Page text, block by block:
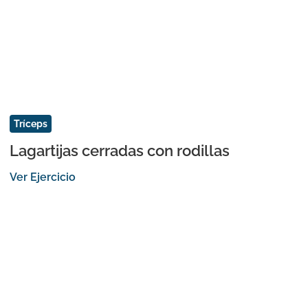
Tríceps
Lagartijas cerradas con rodillas
Ver Ejercicio